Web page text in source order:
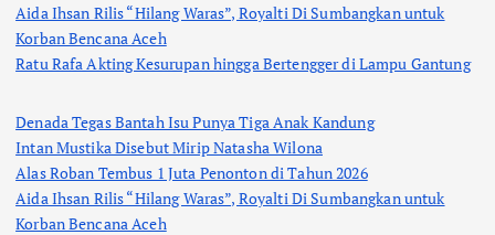
Aida Ihsan Rilis “Hilang Waras”, Royalti Di Sumbangkan untuk
Korban Bencana Aceh
Ratu Rafa Akting Kesurupan hingga Bertengger di Lampu Gantung
Denada Tegas Bantah Isu Punya Tiga Anak Kandung
Intan Mustika Disebut Mirip Natasha Wilona
Alas Roban Tembus 1 Juta Penonton di Tahun 2026
Aida Ihsan Rilis “Hilang Waras”, Royalti Di Sumbangkan untuk
Korban Bencana Aceh